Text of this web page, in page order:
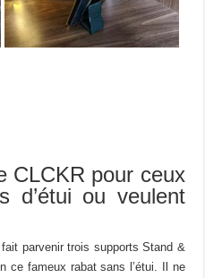
CLCKR pour ceux
d’étui ou veulent
parvenir trois supports Stand &
ce fameux rabat sans l’étui. Il ne